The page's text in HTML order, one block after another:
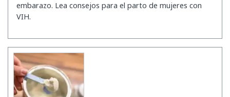
embarazo. Lea consejos para el parto de mujeres con
VIH.